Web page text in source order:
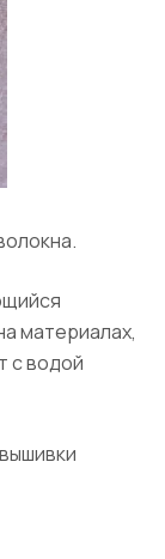
материалах,
с водой